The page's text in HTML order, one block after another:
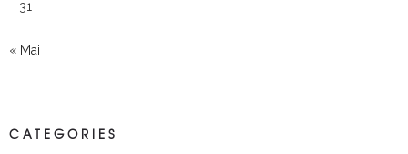
31
« Mai
CATEGORIES